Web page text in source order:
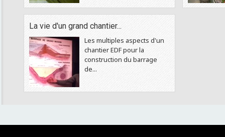
La vie d'un grand chantier...
Les multiples aspects d'un
chantier EDF pour la
construction du barrage
de...